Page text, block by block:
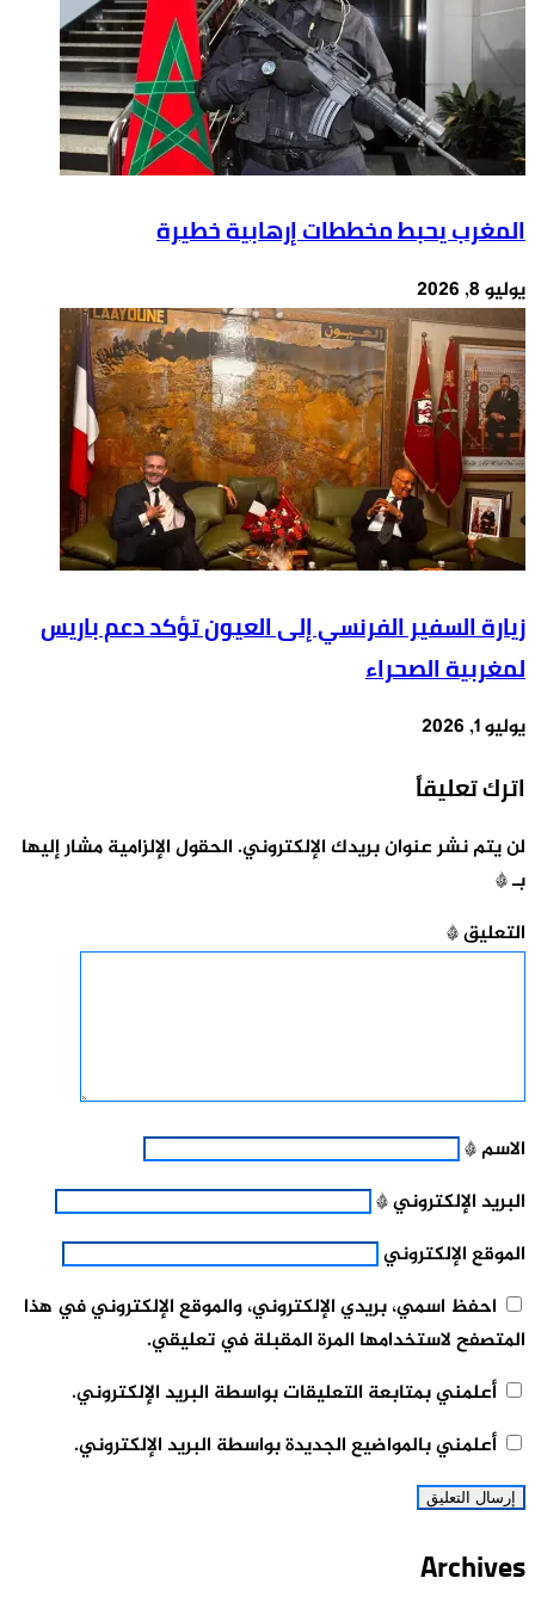
المغرب يحبط مخططات إرهابية خطيرة
يوليو 8, 2026
زيارة السفير الفرنسي إلى العيون تؤكد دعم باريس
لمغربية الصحراء
يوليو 1, 2026
اترك تعليقاً
لن يتم نشر عنوان بريدك الإلكتروني. الحقول الإلزامية مشار إليها
بـ*
التعليق*
الاسم*
البريد الإلكتروني*
الموقع الإلكتروني
احفظ اسمي، بريدي الإلكتروني، والموقع الإلكتروني في هذا
المتصفح لاستخدامها المرة المقبلة في تعليقي.
أعلمني بمتابعة التعليقات بواسطة البريد الإلكتروني.
أعلمني بالمواضيع الجديدة بواسطة البريد الإلكتروني.
Archives